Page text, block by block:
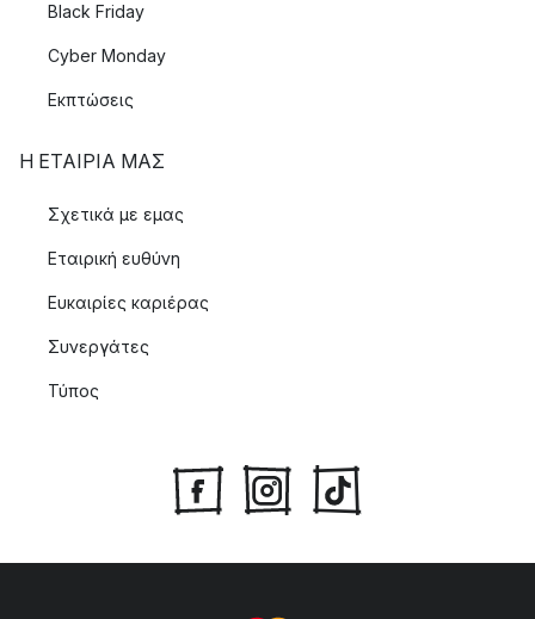
Black Friday
Cyber Monday
Εκπτώσεις
Η ΕΤΑΊΡΙΑ ΜΑΣ
Σχετικά με εμας
Εταιρική ευθύνη
Ευκαιρίες καριέρας
Συνεργάτες
Τύπος